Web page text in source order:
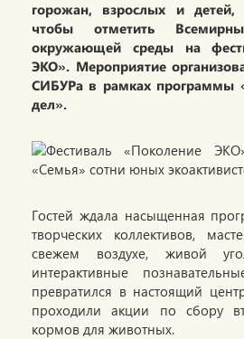
горожан, взрослых и детей,
чтобы отметить
окружающей среды на
ЭКО». Мероприятие
СИБУРа в рамках программы
дел».
Гостей ждала насыщенная
творческих коллективов,
свежем воздухе, живой
интерактивные
превратился в настоящий
проходили акции по сбору
кормов для животных.